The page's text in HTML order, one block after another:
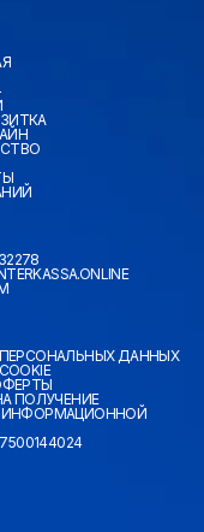
ДАННЫХ
ПОЛУЧЕНИЕ